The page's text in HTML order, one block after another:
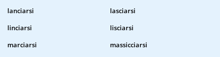
lanciarsi
lasciarsi
linciarsi
lisciarsi
marciarsi
massicciarsi